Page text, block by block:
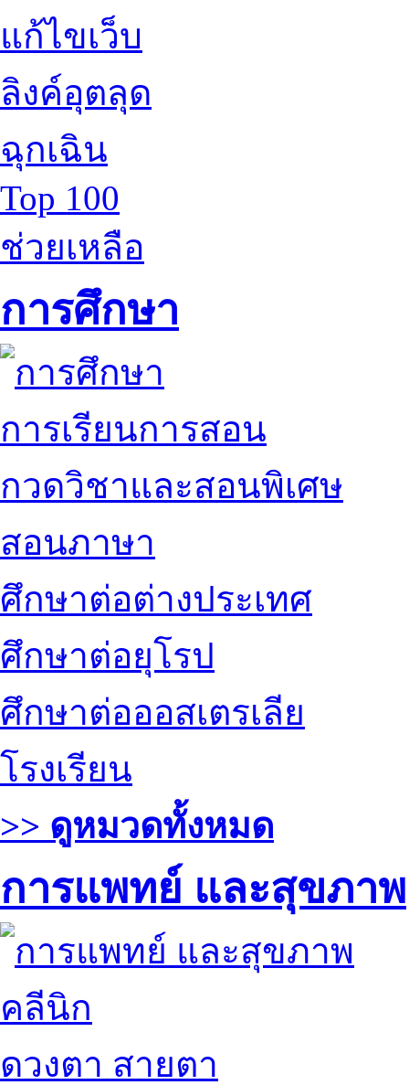
แก้ไขเว็บ
ลิงค์อุตลุด
ฉุกเฉิน
Top 100
ช่วยเหลือ
การศึกษา
การเรียนการสอน
กวดวิชาและสอนพิเศษ
สอนภาษา
ศึกษาต่อต่างประเทศ
ศึกษาต่อยุโรป
ศึกษาต่อออสเตรเลีย
โรงเรียน
>> ดูหมวดทั้งหมด
การแพทย์ และสุขภาพ
คลีนิก
ดวงตา สายตา